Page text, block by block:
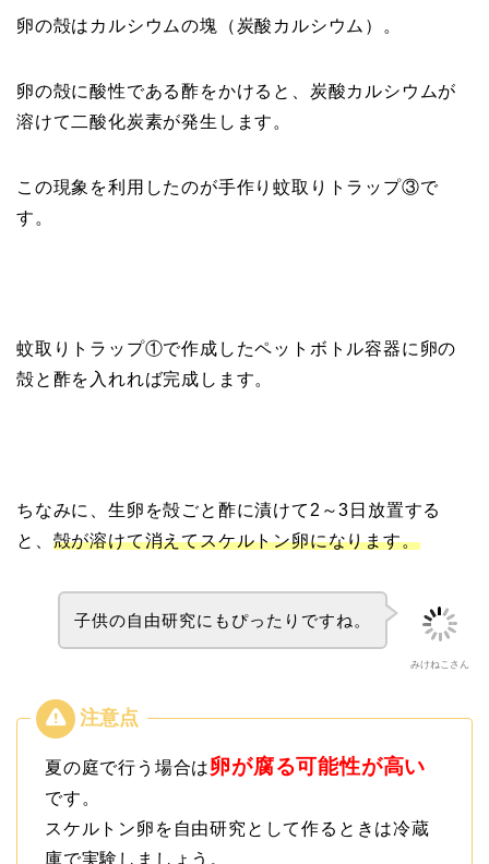
卵の殻はカルシウムの塊（炭酸カルシウム）。
卵の殻に酸性である酢をかけると、炭酸カルシウムが
溶けて二酸化炭素が発生します。
この現象を利用したのが手作り蚊取りトラップ③で
す。
蚊取りトラップ①で作成したペットボトル容器に卵の
殻と酢を入れれば完成します。
ちなみに、生卵を殻ごと酢に漬けて2～3日放置する
と、 殻が溶けて消えてスケルトン卵になります。
みけねこさん
子供の自由研究にもぴったりですね。
夏の庭で行う場合は卵が腐る可能性が高い
です。
スケルトン卵を自由研究として作るときは冷蔵
庫で実験しましょう。